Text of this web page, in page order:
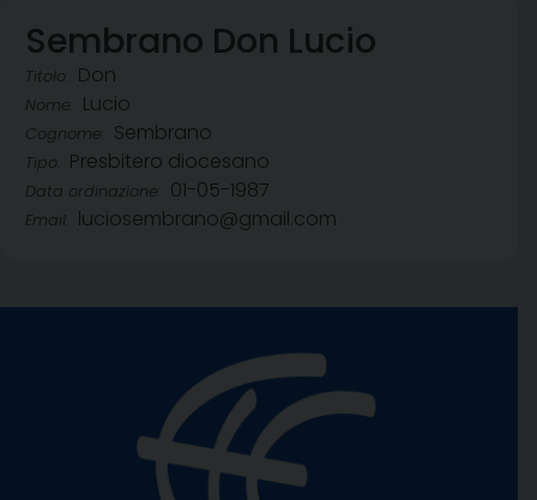
Sembrano Don Lucio
Titolo: Don
Nome: Lucio
Cognome: Sembrano
Tipo: Presbitero diocesano
Data ordinazione: 01-05-1987
Email: luciosembrano@gmail.com